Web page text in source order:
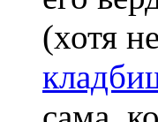
(хотя